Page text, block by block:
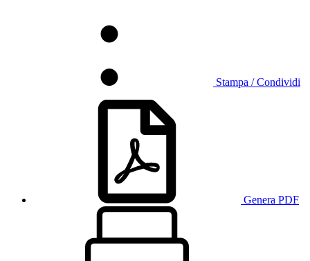
Stampa / Condividi
Genera PDF